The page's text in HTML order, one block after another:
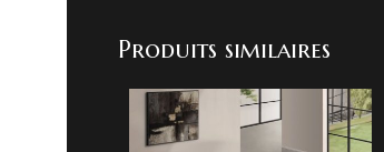
Produits similaires